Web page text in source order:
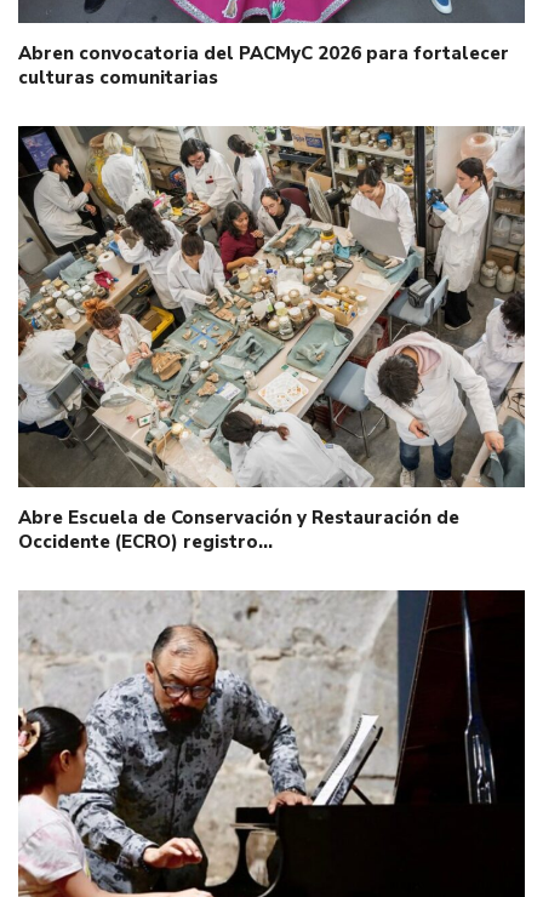
Abren convocatoria del PACMyC 2026 para fortalecer
culturas comunitarias
Abre Escuela de Conservación y Restauración de
Occidente (ECRO) registro…